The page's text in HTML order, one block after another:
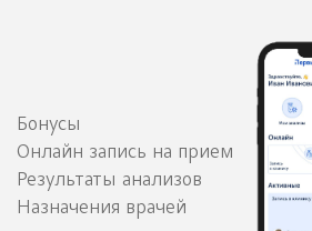
Бонусы
Онлайн запись на прием
Результаты анализов
Назначения врачей